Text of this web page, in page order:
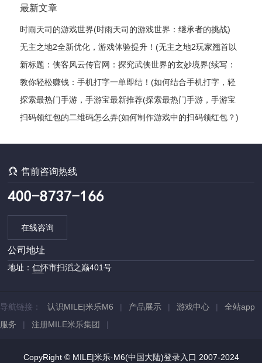
最新文章
时雨天司的游戏世界(时雨天司的游戏世界：继承者的挑战)
无主之地2全新优化，游戏体验提升！(无主之地2玩家翘首以
盼的全新升级，游戏体验获得飞跃式优化！)
新标题：侠客风云传官网：探究武侠世界的玄妙境界(续写：
侠客风云传官网——揭秘武侠世界的神秘奥妙)
教你轻松赚钱：手机打字一单即结！(如何结合手机打字，轻
松实现赚钱？)
探索最热门手游，手游宝最新推荐(探索最热门手游，手游宝
最新推荐——最全手游推荐指南)
扫码领红包的二维码怎么弄(如何制作游戏中的扫码领红包？)
售前咨询热线
在线咨询
公司地址
地址：仁怀市扫滔之巅401号
导航链接： 认识MILE|米乐M6 | 产品展示 | 游戏中心 | 全站app
服务 | 注册MILE米乐集团 |
CopyRight © MILE|米乐·M6(中国大陆)登录入口 2007-2024